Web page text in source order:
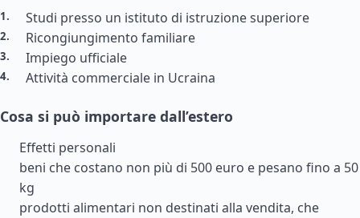
Studi presso un istituto di istruzione superiore
Ricongiungimento familiare
Impiego ufficiale
Attività commerciale in Ucraina
Cosa si può importare dall’estero
Effetti personali
beni che costano non più di 500 euro e pesano fino a 50
kg
prodotti alimentari non destinati alla vendita, che